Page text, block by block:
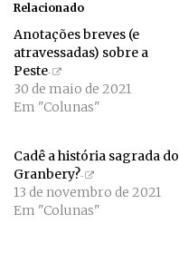
Relacionado
Anotações breves (e
atravessadas) sobre a
Peste
30 de maio de 2021
Em "Colunas"
Cadê a história sagrada do
Granbery?
13 de novembro de 2021
Em "Colunas"